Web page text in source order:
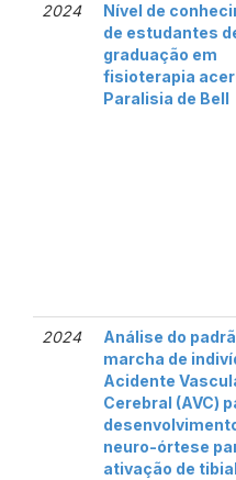
2024
Nível de
de estudantes
graduação em
fisioterapia
Paralisia de Bell
2024
Análise do
marcha de
Acidente
Cerebral (AVC)
neuro-órtese
ativação de tibial